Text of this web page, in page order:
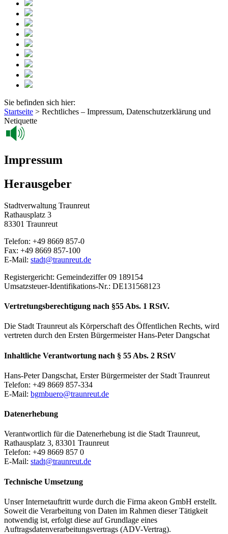
Sie befinden sich hier:
Startseite > Rechtliches – Impressum, Datenschutzerklärung und
Netiquette
Impressum
Herausgeber
Stadtverwaltung Traunreut
Rathausplatz 3
83301 Traunreut
Telefon: +49 8669 857-0
Fax: +49 8669 857-100
E-Mail: stadt@traunreut.de
Registergericht: Gemeindeziffer 09 189154
Umsatzsteuer-Identifikations-Nr.: DE131568123
Vertretungsberechtigung nach §55 Abs. 1 RStV.
Die Stadt Traunreut als Körperschaft des Öffentlichen Rechts, wird
vertreten durch den Ersten Bürgermeister Hans-Peter Dangschat
Inhaltliche Verantwortung nach § 55 Abs. 2 RStV
Hans-Peter Dangschat, Erster Bürgermeister der Stadt Traunreut
Telefon: +49 8669 857-334
E-Mail: bgmbuero@traunreut.de
Datenerhebung
Verantwortlich für die Datenerhebung ist die Stadt Traunreut,
Rathausplatz 3, 83301 Traunreut
Telefon: +49 8669 857 0
E-Mail: stadt@traunreut.de
Technische Umsetzung
Unser Internetauftritt wurde durch die Firma akeon GmbH erstellt.
Soweit die Verarbeitung von Daten im Rahmen dieser Tätigkeit
notwendig ist, erfolgt diese auf Grundlage eines
Auftragsdatenverarbeitungsvertrags (ADV-Vertrag).